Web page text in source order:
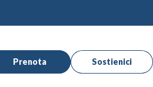
Prenota Sostienici